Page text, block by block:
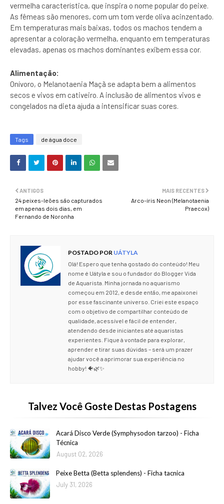
vermelha característica, que inspira o nome popular do peixe.
As fêmeas são menores, com um tom verde oliva acinzentado.
Em temperaturas mais baixas, todos os machos tendem a
apresentar a coloração vermelha, enquanto em temperaturas
elevadas, apenas os machos dominantes exibem essa cor.
Alimentação:
Onívoro, o Melanotaenia Maçã se adapta bem a alimentos
secos e vivos em cativeiro. A inclusão de alimentos vivos e
congelados na dieta ajuda a intensificar suas cores.
Tags de água doce
MAIS RECENTES
Arco-íris Neon (Melanotaenia
Praecox)
ANTIGOS
24 peixes-leões são capturados
em apenas dois dias, em
Fernando de Noronha
POSTADO POR UÁTYLA
Olá! Espero que tenha gostado do conteúdo! Meu
nome é Uátyla e sou o fundador do Blogger Vida
de Aquarista. Minha jornada no aquarismo
começou em 2012, e desde então, me apaixonei
por esse fascinante universo. Criei este espaço
com o objetivo de compartilhar conteúdo de
qualidade, acessível e fácil de entender,
atendendo desde iniciantes até aquaristas
experientes. Fique à vontade para explorar,
aprender e tirar suas dúvidas – será um prazer
ajudar você a aprimorar sua experiência no
hobby! 🐠🌿✨
Talvez Você Goste Destas Postagens
Acará Disco Verde (Symphysodon tarzoo) - Ficha
Técnica
August 02, 2026
Peixe Betta (Betta splendens) - Ficha tacnica
July 31, 2026